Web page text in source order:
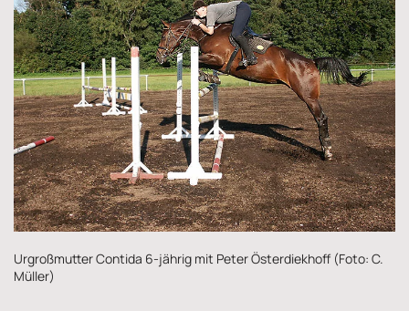
Urgroßmutter Contida 6-jährig mit Peter Österdiekhoff (Foto: C.
Müller)